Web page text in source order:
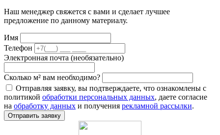
Наш менеджер свяжется с вами и сделает лучшее
предложение по данному материалу.
Имя
Телефон
Электронная почта (необязательно)
Сколько м² вам необходимо?
Отправляя заявку, вы подтверждаете, что ознакомлены с
политикой обработки персональных данных, даете согласие
на обработку данных и получения рекламной рассылки.
Отправить заявку